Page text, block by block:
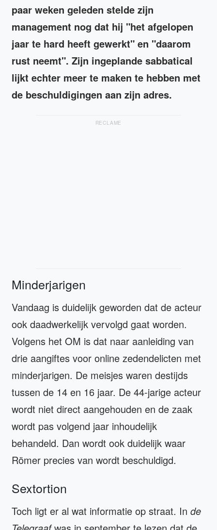
paar weken geleden stelde zijn
management nog dat hij "het afgelopen
jaar te hard heeft gewerkt" en "daarom
rust neemt". Zijn ingeplande sabbatical
lijkt echter meer te maken te hebben met
de beschuldigingen aan zijn adres.
RECLAME
Minderjarigen
Vandaag is duidelijk geworden dat de acteur
ook daadwerkelijk vervolgd gaat worden.
Volgens het OM is dat naar aanleiding van
drie aangiftes voor online zedendelicten met
minderjarigen. De meisjes waren destijds
tussen de 14 en 16 jaar. De 44-jarige acteur
wordt niet direct aangehouden en de zaak
wordt pas volgend jaar inhoudelijk
behandeld. Dan wordt ook duidelijk waar
Römer precies van wordt beschuldigd.
Sextortion
Toch ligt er al wat informatie op straat. In de